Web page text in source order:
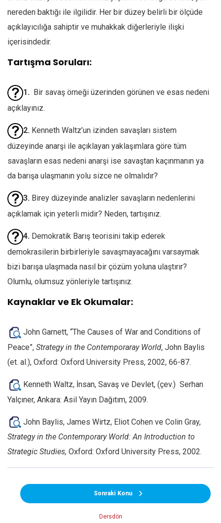
nereden baktığı ile ilgilidir. Her bir düzey belirli bir ölçüde
açıklayıcılığa sahiptir ve muhakkak diğerleriyle ilişki
içerisindedir.
Tartışma Soruları:
1.
Bir savaş örneği üzerinden görünen ve esas nedeni
açıklayınız.
2. Kenneth Waltz’un izinden savaşları sistem
düzeyinde anarşi ile açıklayan yaklaşımlara göre tüm
savaşların esas nedeni anarşi ise savaştan kaçınmanın ya
da barışa ulaşmanın yolu sizce ne olmalıdır?
3. Birey düzeyinde analizler savaşların nedenlerini
açıklamak için yeterli midir? Neden, tartışınız.
4. Demokratik Barış teorisini takip ederek
demokrasilerin birbirleriyle savaşmayacağını varsaymak
bizi barışa ulaşmada nasıl bir çözüm yoluna ulaştırır?
Olumlu, olumsuz yönleriyle tartışınız.
Kaynaklar ve Ek Okumalar:
John Garnett, “The Causes of War and Conditions of
Peace”, Strategy in the Contemporaray World, John Baylis
(et. al.), Oxford: Oxford University Press, 2002, 66-87.
Kenneth Waltz, İnsan, Savaş ve Devlet, (çev.) Serhan
Yalçıner, Ankara: Asil Yayın Dağıtım, 2009.
John Baylis, James Wirtz, Eliot Cohen ve Colin Gray,
Strategy in the Contemporary World: An Introduction to
Strategic Studies, Oxford: Oxford University Press, 2002.
Dersdön
Sonraki Konu